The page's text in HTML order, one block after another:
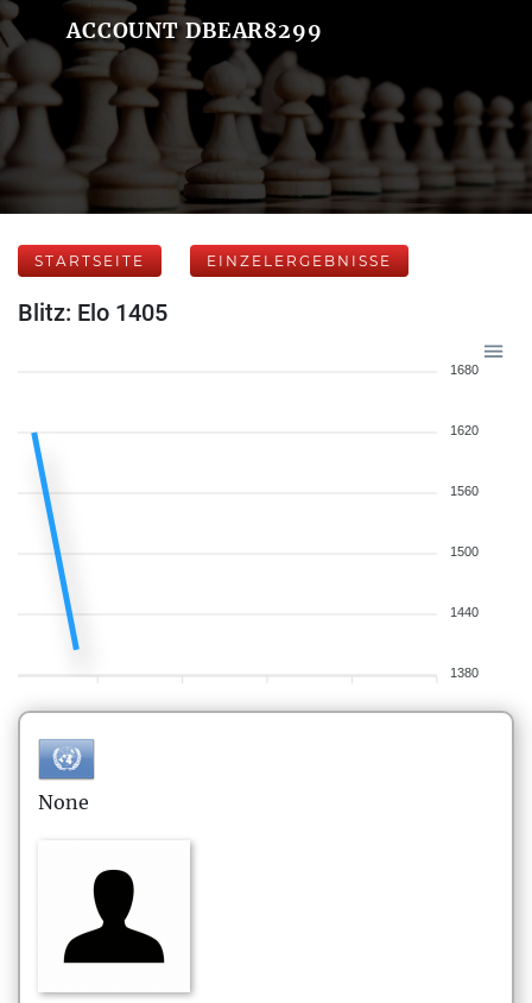
ACCOUNT DBEAR8299
STARTSEITE EINZELERGEBNISSE
Blitz: Elo 1405
1680
1620
1560
1500
1440
1380
None